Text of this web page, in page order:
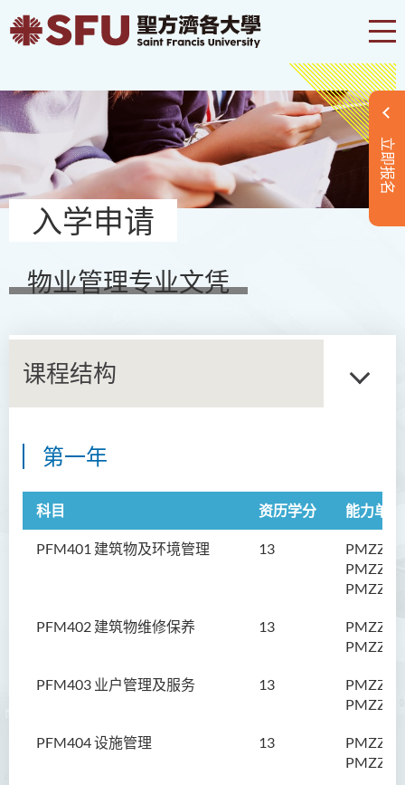
立即报名
入学申请
物业管理专业文凭
课程结构
第一年
科目 资历学分 能力单元
PFM401 建筑物及环境管理 13
PFM402 建筑物维修保养 13
PFM403 业户管理及服务 13
PFM404 设施管理 13
课程特色
学费
课程资讯频道
专上教育基础文凭 (全日制 /